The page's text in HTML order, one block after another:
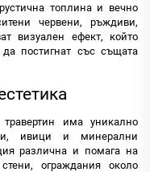
топлина и вечно
червени, ръждиви,
визуален ефект, който
да постигнат със същата
има уникално
ивици и минерални
различна и помага на
ограждания около